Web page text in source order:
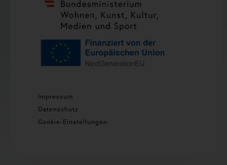
Impressum
Datenschutz
Cookie-Einstellungen